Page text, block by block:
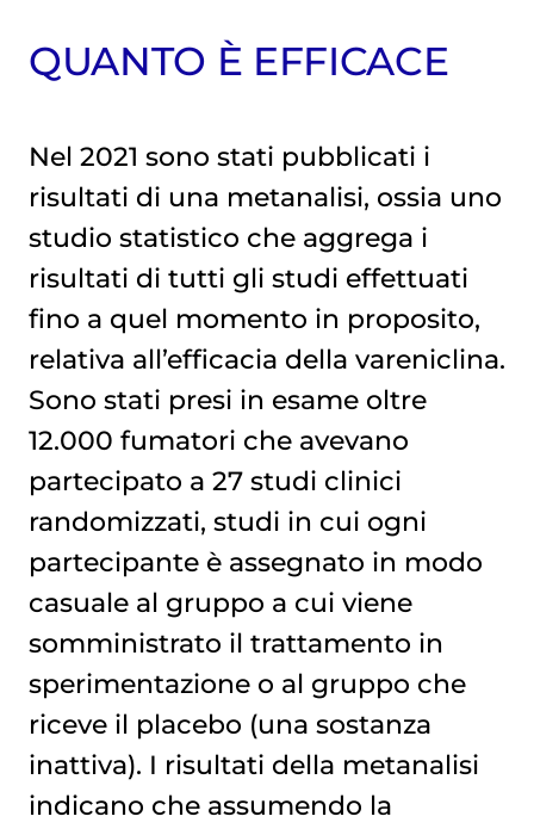
QUANTO È EFFICACE
Nel 2021 sono stati pubblicati i
risultati di una metanalisi, ossia uno
studio statistico che aggrega i
risultati di tutti gli studi effettuati
fino a quel momento in proposito,
relativa all’efficacia della vareniclina.
Sono stati presi in esame oltre
12.000 fumatori che avevano
partecipato a 27 studi clinici
randomizzati, studi in cui ogni
partecipante è assegnato in modo
casuale al gruppo a cui viene
somministrato il trattamento in
sperimentazione o al gruppo che
riceve il placebo (una sostanza
inattiva). I risultati della metanalisi
indicano che assumendo la